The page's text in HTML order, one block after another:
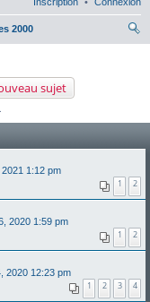
2000
sujet
1:12 pm
1 2
2020 1:59 pm
1 2
2020 12:23 pm
1 2 3 4